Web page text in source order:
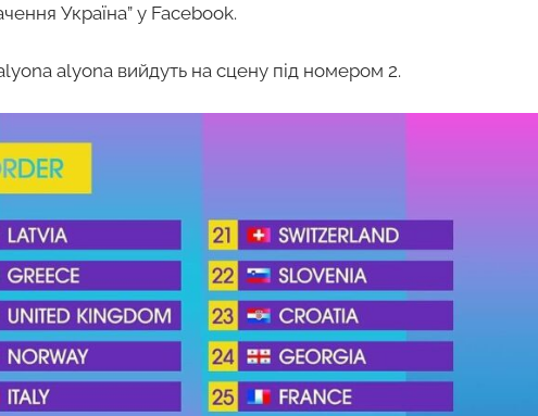
Україна” у Facebook.
alyona вийдуть на сцену під номером 2.